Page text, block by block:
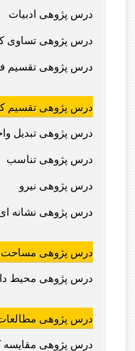
درس پژوهی ادبیات
درس پژوهی تساوی
درس پژوهی تقسیم
درس پژوهی تقسیم
درس پژوهی تبدیل
درس پژوهی تناسب
درس پژوهی نیرو
درس پژوهی نشانه
درس پژوهی مساحت
درس پژوهی محیط
درس پژوهی
درس پژوهی مقایسه